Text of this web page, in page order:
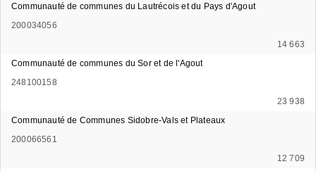
Communauté de communes du Lautrécois et du Pays d'Agout
200034056
14 663
Communauté de communes du Sor et de l'Agout
248100158
23 938
Communauté de Communes Sidobre-Vals et Plateaux
200066561
12 709